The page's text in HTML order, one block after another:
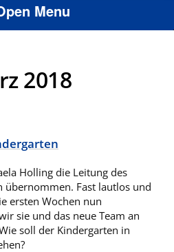
Menu
2018
Holling die Leitung des
übernommen. Fast lautlos und
ersten Wochen nun
sie und das neue Team an
soll der Kindergarten in